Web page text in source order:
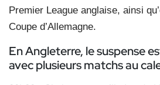
Premier League anglaise, ainsi
Coupe d’Allemagne.
En Angleterre, le suspense
avec plusieurs matchs au